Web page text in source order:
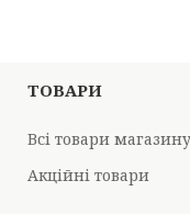
ТОВАРИ
Всі товари магазину
Акційні товари